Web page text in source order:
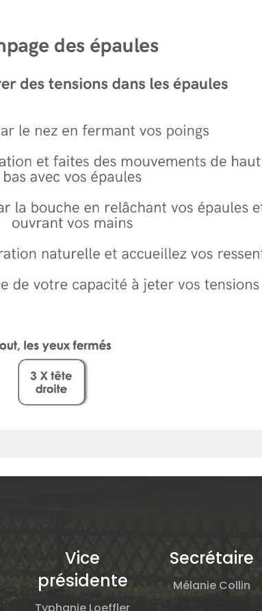
Vice
présidente
Secrétaire
Mélanie Collin